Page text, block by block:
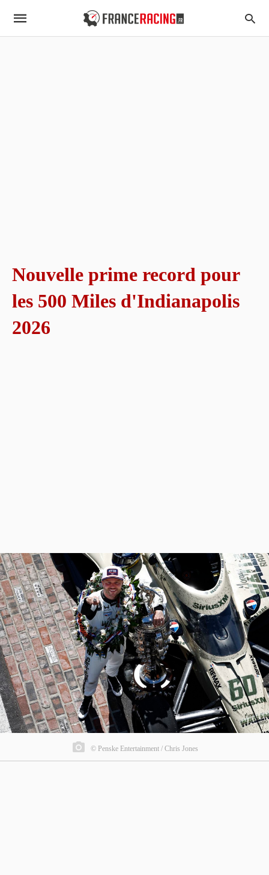
Nouvelle prime record pour
les 500 Miles d'Indianapolis
2026
© Penske Entertainment / Chris Jones